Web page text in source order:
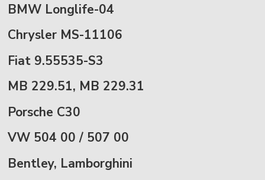
BMW Longlife-04
Chrysler MS-11106
Fiat 9.55535-S3
MB 229.51, MB 229.31
Porsche C30
VW 504 00 / 507 00
Bentley, Lamborghini